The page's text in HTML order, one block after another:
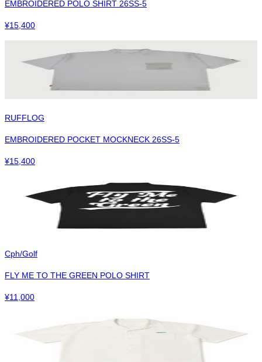
EMBROIDERED POLO SHIRT 26SS-5
¥15,400
RUFFLOG
EMBROIDERED POCKET MOCKNECK 26SS-5
¥15,400
Cph/Golf
FLY ME TO THE GREEN POLO SHIRT
¥11,000